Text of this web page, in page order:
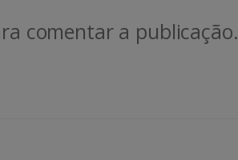
comentar a publicação.